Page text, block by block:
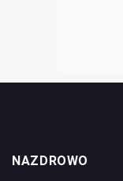
NAZDROWO